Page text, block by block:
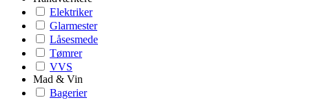
Elektriker
Glarmester
Låsesmede
Tømrer
VVS
Mad & Vin
Bagerier